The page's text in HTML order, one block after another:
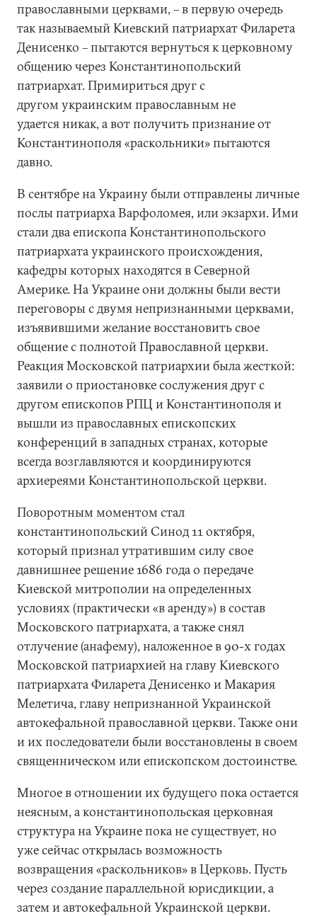
православными церквами, – в первую очередь
так называемый Киевский патриархат Филарета
Денисенко – пытаются вернуться к церковному
общению через Константинопольский
патриархат. Примириться друг с
другом украинским православным не
удается никак, а вот получить признание от
Константинополя «раскольники» пытаются
давно.
В сентябре на Украину были отправлены личные
послы патриарха Варфоломея, или экзархи. Ими
стали два епископа Константинопольского
патриархата украинского происхождения,
кафедры которых находятся в Северной
Америке. На Украине они должны были вести
переговоры с двумя непризнанными церквами,
изъявившими желание восстановить свое
общение с полнотой Православной церкви.
Реакция Московской патриархии была жесткой:
заявили о приостановке сослужения друг с
другом епископов РПЦ и Константинополя и
вышли из православных епископских
конференций в западных странах, которые
всегда возглавляются и координируются
архиереями Константинопольской церкви.
Поворотным моментом стал
константинопольский Синод 11 октября,
который признал утратившим силу свое
давнишнее решение 1686 года о передаче
Киевской митрополии на определенных
условиях (практически «в аренду») в состав
Московского патриархата, а также снял
отлучение (анафему), наложенное в 90-х годах
Московской патриархией на главу Киевского
патриархата Филарета Денисенко и Макария
Мелетича, главу непризнанной Украинской
автокефальной православной церкви. Также они
и их последователи были восстановлены в своем
священническом или епископском достоинстве.
Многое в отношении их будущего пока остается
неясным, а константинопольская церковная
структура на Украине пока не существует, но
уже сейчас открылась возможность
возвращения «раскольников» в Церковь. Пусть
через создание параллельной юрисдикции, а
затем и автокефальной Украинской церкви.